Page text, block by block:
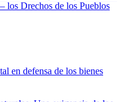
los Drechos de los Pueblos
en defensa de los bienes